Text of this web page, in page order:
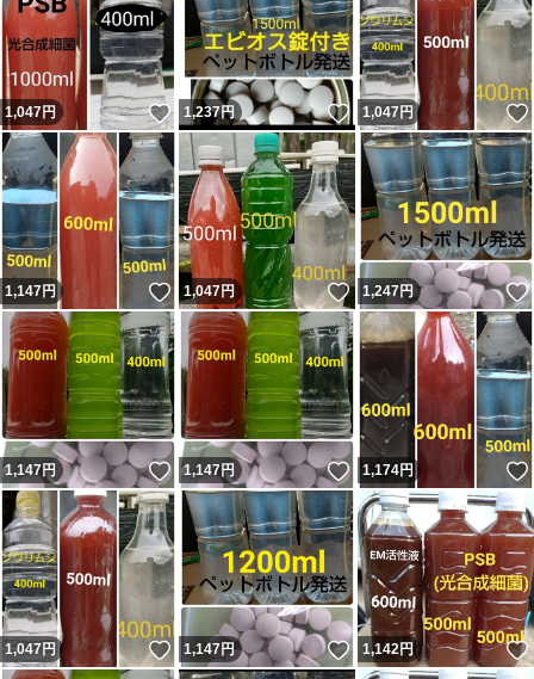
1,047円 いいね！
1,237円 いいね！
1,047円
1,147円 いいね！
1,047円 いいね！
1,247円
1,147円 いいね！
1,147円 いいね！
1,174円
1,047円 いいね！
1,147円 いいね！
1,142円